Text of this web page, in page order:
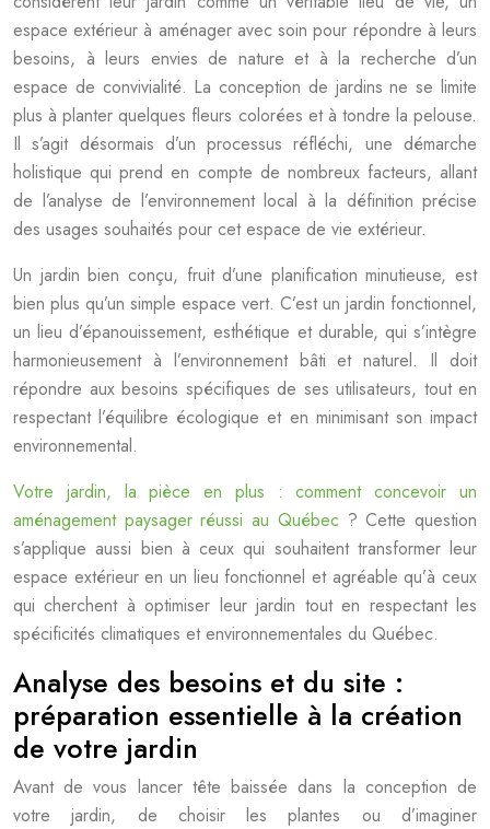
espace extérieur à aménager avec soin pour répondre à leurs
besoins, à leurs envies de nature et à la recherche d’un
espace de convivialité. La conception de jardins ne se limite
plus à planter quelques fleurs colorées et à tondre la pelouse.
Il s’agit désormais d’un processus réfléchi, une démarche
holistique qui prend en compte de nombreux facteurs, allant
de l’analyse de l’environnement local à la définition précise
des usages souhaités pour cet espace de vie extérieur.
Un jardin bien conçu, fruit d’une planification minutieuse, est
bien plus qu’un simple espace vert. C’est un jardin fonctionnel,
un lieu d’épanouissement, esthétique et durable, qui s’intègre
harmonieusement à l’environnement bâti et naturel. Il doit
répondre aux besoins spécifiques de ses utilisateurs, tout en
respectant l’équilibre écologique et en minimisant son impact
environnemental.
Votre jardin, la pièce en plus : comment concevoir un
aménagement paysager réussi au Québec? Cette question
s’applique aussi bien à ceux qui souhaitent transformer leur
espace extérieur en un lieu fonctionnel et agréable qu’à ceux
qui cherchent à optimiser leur jardin tout en respectant les
spécificités climatiques et environnementales du Québec.
Analyse des besoins et du site :
préparation essentielle à la création
de votre jardin
Avant de vous lancer tête baissée dans la conception de
votre jardin, de choisir les plantes ou d’imaginer